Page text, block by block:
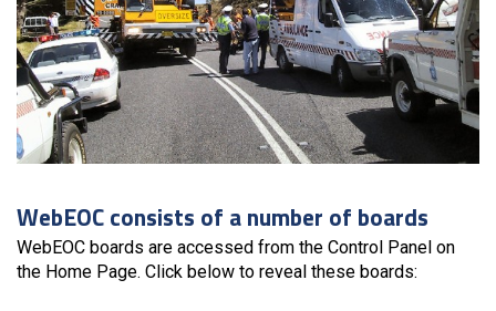
WebEOC consists of a number of boards
WebEOC boards are accessed from the Control Panel on
the Home Page. Click below to reveal these boards: